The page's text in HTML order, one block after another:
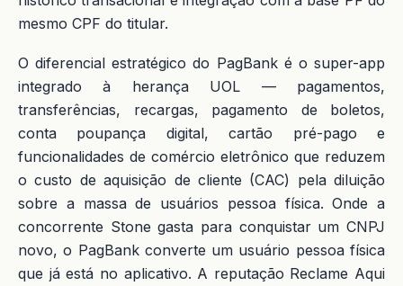
mesmo CPF do titular.
O diferencial estratégico do PagBank é o super-app
integrado à herança UOL — pagamentos,
transferências, recargas, pagamento de boletos,
conta poupança digital, cartão pré-pago e
funcionalidades de comércio eletrônico que reduzem
o custo de aquisição de cliente (CAC) pela diluição
sobre a massa de usuários pessoa física. Onde a
concorrente Stone gasta para conquistar um CNPJ
novo, o PagBank converte um usuário pessoa física
que já está no aplicativo. A reputação Reclame Aqui